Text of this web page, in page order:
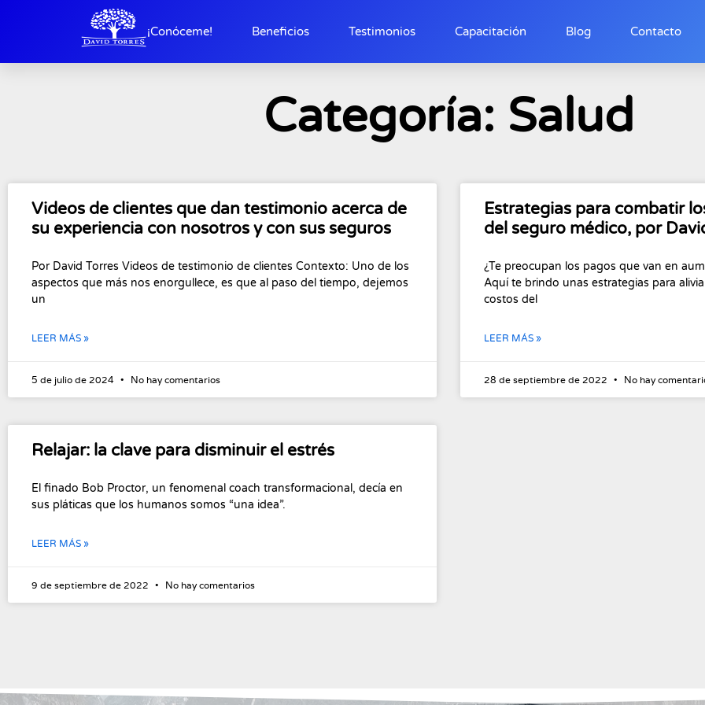
¡Conóceme! Beneficios Testimonios Capacitación Blog Contacto
Categoría: Salud
Videos de clientes que dan testimonio acerca de
su experiencia con nosotros y con sus seguros
Por David Torres Videos de testimonio de clientes Contexto: Uno de los
aspectos que más nos enorgullece, es que al paso del tiempo, dejemos
un
LEER MÁS »
5 de julio de 2024 No hay comentarios
Estrategias para combatir
del seguro médico, por
¿Te preocupan los pagos que van en
Aquí te brindo unas estrategias para
costos del
LEER MÁS »
28 de septiembre de 2022 No hay
Relajar: la clave para disminuir el estrés
El finado Bob Proctor, un fenomenal coach transformacional, decía en
sus pláticas que los humanos somos “una idea”.
LEER MÁS »
9 de septiembre de 2022 No hay comentarios